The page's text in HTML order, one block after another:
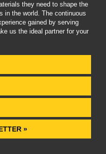
they need to shape the
in the world. The continuous
gained by serving
us the ideal partner for your
»